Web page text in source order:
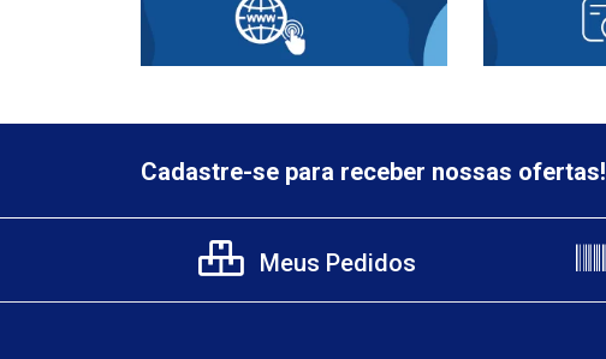
Cadastre-se para receber nossas ofertas!
Meus Pedidos